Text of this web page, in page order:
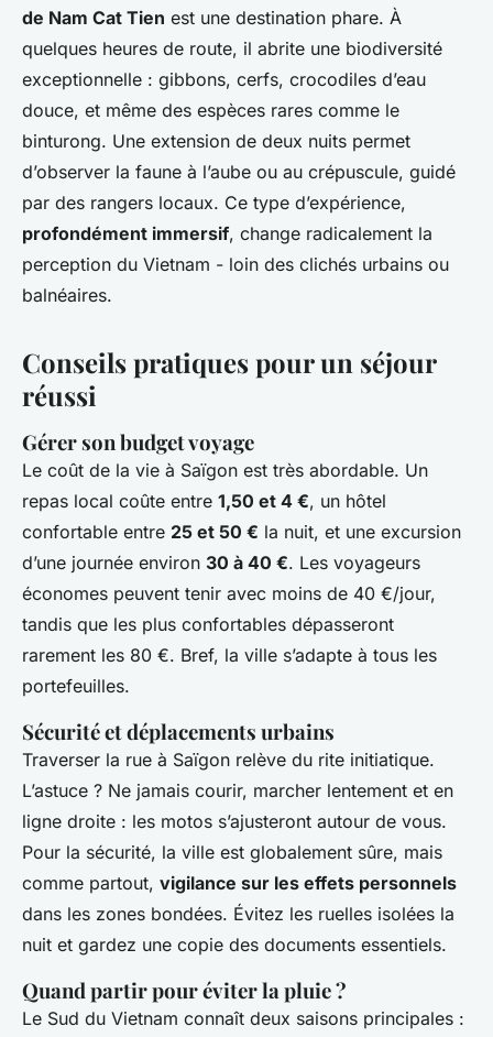
de Nam Cat Tien est une destination phare. À
quelques heures de route, il abrite une biodiversité
exceptionnelle : gibbons, cerfs, crocodiles d’eau
douce, et même des espèces rares comme le
binturong. Une extension de deux nuits permet
d’observer la faune à l’aube ou au crépuscule, guidé
par des rangers locaux. Ce type d’expérience,
profondément immersif, change radicalement la
perception du Vietnam - loin des clichés urbains ou
balnéaires.
Conseils pratiques pour un séjour
réussi
Gérer son budget voyage
Le coût de la vie à Saïgon est très abordable. Un
repas local coûte entre 1,50 et 4 €, un hôtel
confortable entre 25 et 50 € la nuit, et une excursion
d’une journée environ 30 à 40 €. Les voyageurs
économes peuvent tenir avec moins de 40 €/jour,
tandis que les plus confortables dépasseront
rarement les 80 €. Bref, la ville s’adapte à tous les
portefeuilles.
Sécurité et déplacements urbains
Traverser la rue à Saïgon relève du rite initiatique.
L’astuce ? Ne jamais courir, marcher lentement et en
ligne droite : les motos s’ajusteront autour de vous.
Pour la sécurité, la ville est globalement sûre, mais
comme partout, vigilance sur les effets personnels
dans les zones bondées. Évitez les ruelles isolées la
nuit et gardez une copie des documents essentiels.
Quand partir pour éviter la pluie ?
Le Sud du Vietnam connaît deux saisons principales :